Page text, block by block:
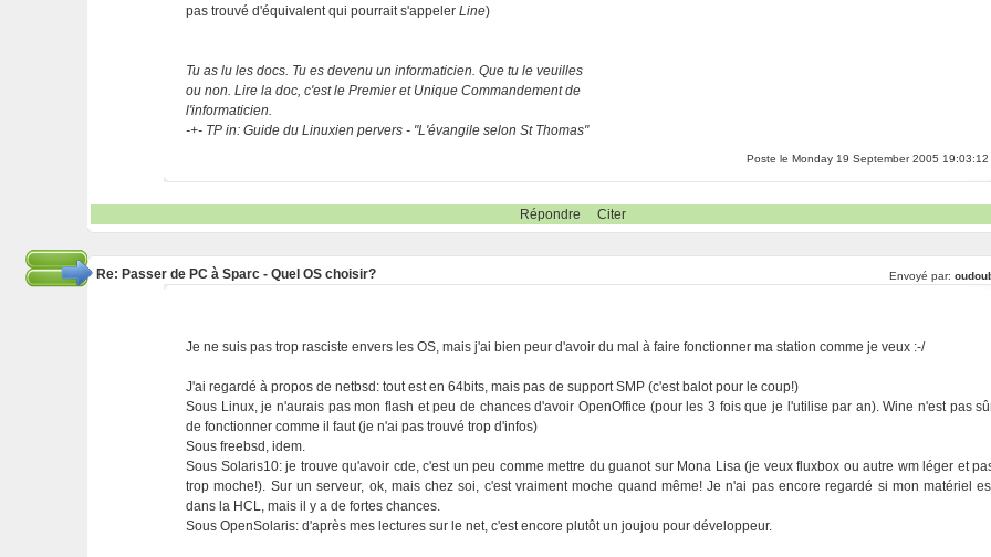
pas trouvé d'équivalent qui pourrait s'appelerLine)
Tu as lu les docs. Tu es devenu un informaticien. Que tu le veuilles
ou non. Lire la doc, c'est le Premier et Unique Commandement de
l'informaticien.
-+- TP in: Guide du Linuxien pervers - "L'évangile selon St Thomas"
Poste le Monday 19 September 2005 19:03:12
Répondre Citer
Re: Passer de PC à Sparc - Quel OS choisir? Envoyé par:
Je ne suis pas trop rasciste envers les OS, mais j'ai bien peur d'avoir du mal à faire fonctionner ma station comme je veux :-/
J'ai regardé à propos de netbsd: tout est en 64bits, mais pas de support SMP (c'est balot pour le coup!)
Sous Linux, je n'aurais pas mon flash et peu de chances d'avoir OpenOffice (pour les 3 fois que je l'utilise par an). Wine n'est pas
de fonctionner comme il faut (je n'ai pas trouvé trop d'infos)
Sous freebsd, idem.
Sous Solaris10: je trouve qu'avoir cde, c'est un peu comme mettre du guanot sur Mona Lisa (je veux fluxbox ou autre wm léger et
trop moche!). Sur un serveur, ok, mais chez soi, c'est vraiment moche quand même! Je n'ai pas encore regardé si mon matériel
dans la HCL, mais il y a de fortes chances.
Sous OpenSolaris: d'après mes lectures sur le net, c'est encore plutôt un joujou pour développeur.